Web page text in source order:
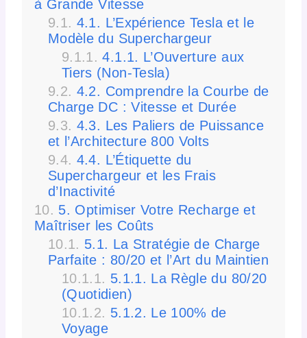
à Grande Vitesse
4.1. L’Expérience Tesla et le
Modèle du Superchargeur
4.1.1. L’Ouverture aux
Tiers (Non-Tesla)
4.2. Comprendre la Courbe de
Charge DC : Vitesse et Durée
4.3. Les Paliers de Puissance
et l’Architecture 800 Volts
4.4. L’Étiquette du
Superchargeur et les Frais
d’Inactivité
5. Optimiser Votre Recharge et
Maîtriser les Coûts
5.1. La Stratégie de Charge
Parfaite : 80/20 et l’Art du Maintien
5.1.1. La Règle du 80/20
(Quotidien)
5.1.2. Le 100% de
Voyage